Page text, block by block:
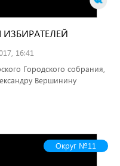
16:41
Городского собрания,
Вершинину
Округ №11